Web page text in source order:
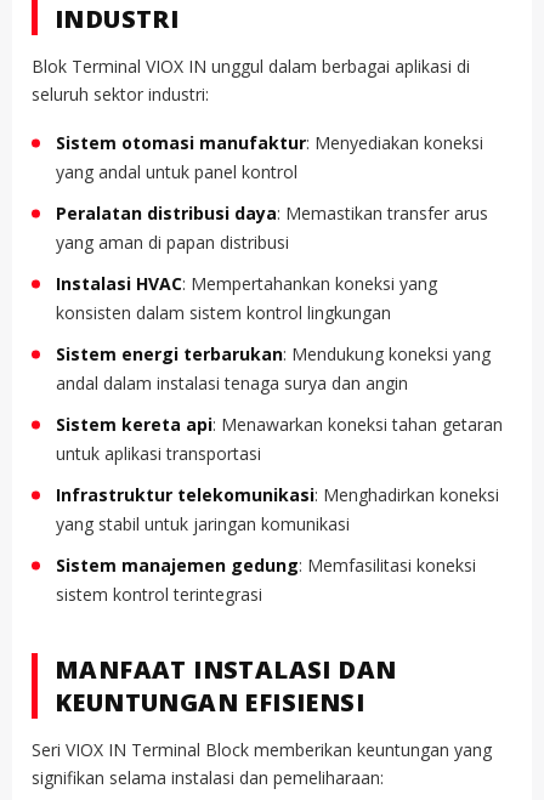
INDUSTRI
Blok Terminal VIOX IN unggul dalam berbagai aplikasi di
seluruh sektor industri:
Sistem otomasi manufaktur: Menyediakan koneksi
yang andal untuk panel kontrol
Peralatan distribusi daya: Memastikan transfer arus
yang aman di papan distribusi
Instalasi HVAC: Mempertahankan koneksi yang
konsisten dalam sistem kontrol lingkungan
Sistem energi terbarukan: Mendukung koneksi yang
andal dalam instalasi tenaga surya dan angin
Sistem kereta api: Menawarkan koneksi tahan getaran
untuk aplikasi transportasi
Infrastruktur telekomunikasi: Menghadirkan koneksi
yang stabil untuk jaringan komunikasi
Sistem manajemen gedung: Memfasilitasi koneksi
sistem kontrol terintegrasi
MANFAAT INSTALASI DAN
KEUNTUNGAN EFISIENSI
Seri VIOX IN Terminal Block memberikan keuntungan yang
signifikan selama instalasi dan pemeliharaan: